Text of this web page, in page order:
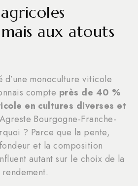
aux atouts
monoculture viticole
compte près de 40 %
en cultures diverses et
Bourgogne-Franche-
? Parce que la pente,
et la composition
autant sur le choix de la